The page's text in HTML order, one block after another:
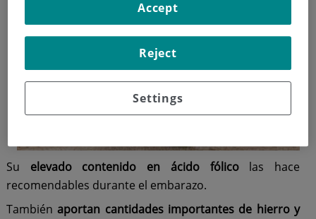
Su elevado contenido en ácido fólicolas hace
recomendables durante el embarazo.
Tambiénaportan cantidades importantes de hierro y
Settings
Reject
Accept